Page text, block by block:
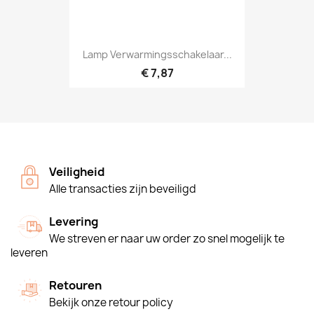
Lamp Verwarmingsschakelaar...
€ 7,87
Veiligheid
Alle transacties zijn beveiligd
Levering
We streven er naar uw order zo snel mogelijk te
leveren
Retouren
Bekijk onze retour policy